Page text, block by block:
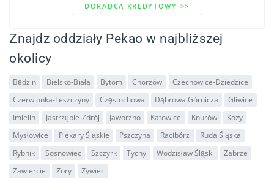
DORADCA KREDYTOWY >>
Znajdz oddziały Pekao w najbliższej
okolicy
Będzin Bielsko-Biała Bytom Chorzów
Czechowice-Dziedzice
Czerwionka-Leszczyny
Częstochowa Dąbrowa Górnicza
Gliwice
Imielin
Jastrzębie-Zdrój Jaworzno Katowice Knurów
Kozy
Mysłowice
Piekary Śląskie Pszczyna Racibórz
Ruda Śląska
Rybnik
Sosnowiec Szczyrk Tychy Wodzisław Śląski
Zabrze
Zawiercie
Żory Żywiec